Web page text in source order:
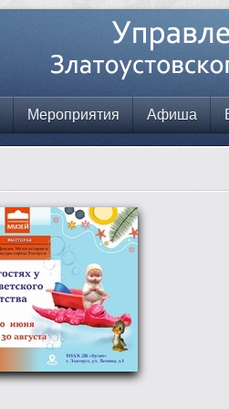
Мероприятия Афиша